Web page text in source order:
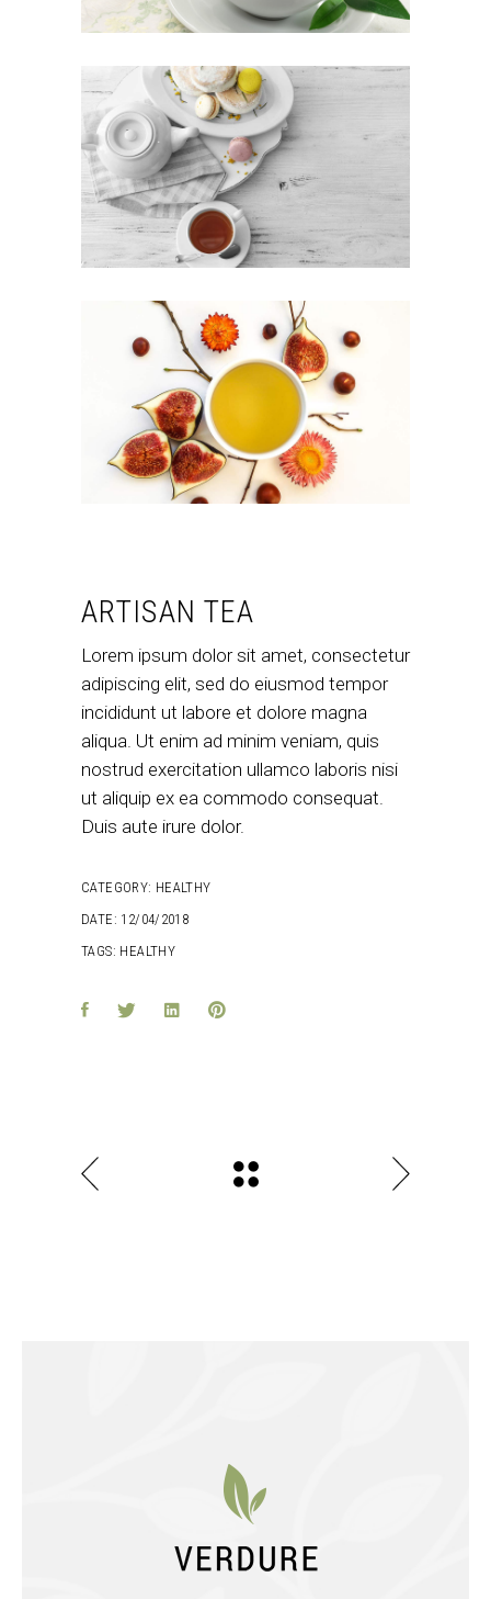
ARTISAN TEA
Lorem ipsum dolor sit amet, consectetur
adipiscing elit, sed do eiusmod tempor
incididunt ut labore et dolore magna
aliqua. Ut enim ad minim veniam, quis
nostrud exercitation ullamco laboris nisi
ut aliquip ex ea commodo consequat.
Duis aute irure dolor.
CATEGORY: HEALTHY
DATE: 12/04/2018
TAGS: HEALTHY